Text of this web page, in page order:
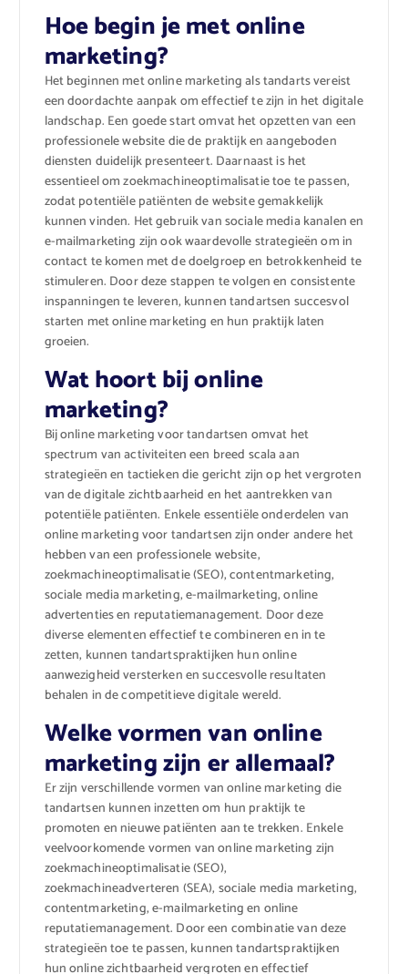
Hoe begin je met online
marketing?
Het beginnen met online marketing als tandarts vereist
een doordachte aanpak om effectief te zijn in het digitale
landschap. Een goede start omvat het opzetten van een
professionele website die de praktijk en aangeboden
diensten duidelijk presenteert. Daarnaast is het
essentieel om zoekmachineoptimalisatie toe te passen,
zodat potentiële patiënten de website gemakkelijk
kunnen vinden. Het gebruik van sociale media kanalen en
e-mailmarketing zijn ook waardevolle strategieën om in
contact te komen met de doelgroep en betrokkenheid te
stimuleren. Door deze stappen te volgen en consistente
inspanningen te leveren, kunnen tandartsen succesvol
starten met online marketing en hun praktijk laten
groeien.
Wat hoort bij online
marketing?
Bij online marketing voor tandartsen omvat het
spectrum van activiteiten een breed scala aan
strategieën en tactieken die gericht zijn op het vergroten
van de digitale zichtbaarheid en het aantrekken van
potentiële patiënten. Enkele essentiële onderdelen van
online marketing voor tandartsen zijn onder andere het
hebben van een professionele website,
zoekmachineoptimalisatie (SEO), contentmarketing,
sociale media marketing, e-mailmarketing, online
advertenties en reputatiemanagement. Door deze
diverse elementen effectief te combineren en in te
zetten, kunnen tandartspraktijken hun online
aanwezigheid versterken en succesvolle resultaten
behalen in de competitieve digitale wereld.
Welke vormen van online
marketing zijn er allemaal?
Er zijn verschillende vormen van online marketing die
tandartsen kunnen inzetten om hun praktijk te
promoten en nieuwe patiënten aan te trekken. Enkele
veelvoorkomende vormen van online marketing zijn
zoekmachineoptimalisatie (SEO),
zoekmachineadverteren (SEA), sociale media marketing,
contentmarketing, e-mailmarketing en online
reputatiemanagement. Door een combinatie van deze
strategieën toe te passen, kunnen tandartspraktijken
hun online zichtbaarheid vergroten en effectief